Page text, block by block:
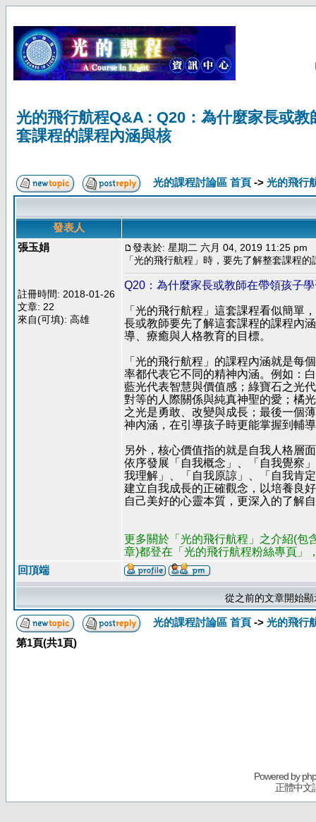
光的飛行航程Q&A : Q20：為什麼家長或
套課程的課程內涵與核
光的課程討論區 首頁 -> 光的飛行
發表人
張玉娟
註冊時間: 2018-01-26
文章: 22
來自(可填): 高雄
發表於: 星期二 六月 04, 2019 11:25 pm
「光的飛行航程」時，要先了解整套課程
Q20：為什麼家長或教師在帶領孩子
「光的飛行航程」這套課程看似簡單
長或教師要先了解這套課程的課程內
導、療癒與人格教育的目標。
「光的飛行航程」的課程內涵就是每
率都代表它不同的精神內涵。例如：
藍光代表智慧與價值感；綠寶石之光
對等的人際關係與純真神聖的愛；橘
之光是勇敢、改變與成長；最後一個
神內涵，在引導孩子時更能掌握到輔
另外，核心價值指的就是自我人格層
依序發展「自我概念」、「自我覺察
我理解」、「自我原諒」、「自我肯
建立自我成長的正確觀念，以培養良
自己美好的心靈本質，更深入的了解
更多關於「光的飛行航程」之介紹(包
章)都登在「光的飛行航程粉絲專頁」
回頂端
從之前的文章開始
光的課程討論區 首頁 -> 光的飛行
第1頁(共1頁)
Powered by
正體中文